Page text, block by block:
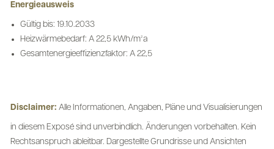
Energieausweis
Gültig bis: 19.10.2033
Heizwärmebedarf: A 22,5 kWh/m²a
Gesamtenergieeffizienzfaktor: A 22,5
Disclaimer: Alle Informationen, Angaben, Pläne und Visualisierungen
in diesem Exposé sind unverbindlich. Änderungen vorbehalten. Kein
Rechtsanspruch ableitbar. Dargestellte Grundrisse und Ansichten